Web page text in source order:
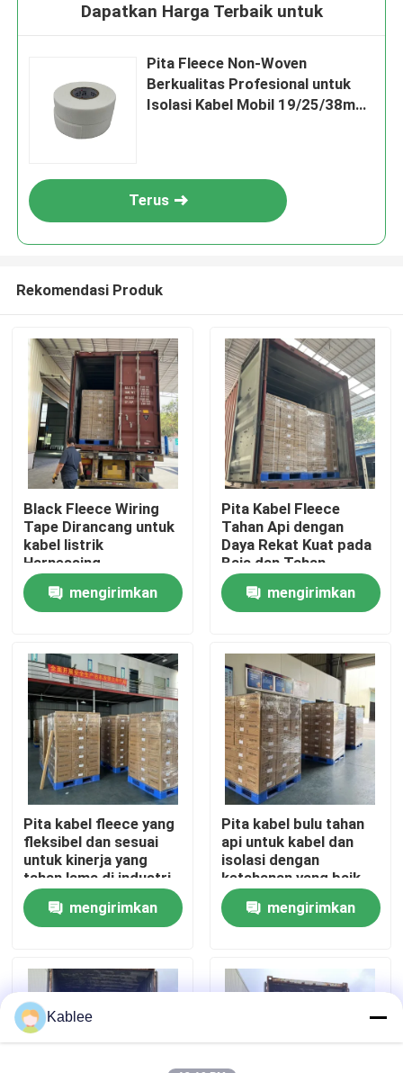
Rumah
Produk
Video
Tampilan VR
Tentang kita
Wisata pabrik
Kontrol kualitas
Quote request suatu
Dapatkan Harga Terbaik untuk
Pita Fleece Non-Woven
Berkualitas Profesional untuk
Isolasi Kabel Mobil 19/25/38mm
Terus
Rekomendasi Produk
Black Fleece Wiring
Tape Dirancang untuk
kabel listrik
Harnessing
Menawarkan Vibration
Damping dan Fleksibel
Selaras dengan Wire
mengirimkan
Pita Kabel Fleece
Tahan Api dengan
Daya Rekat Kuat pada
Baja dan Tahan
terhadap Bahan Kimia
Abrasi untuk Harness
Listrik
mengirimkan
Pita kabel fleece yang
fleksibel dan sesuai
untuk kinerja yang
tahan lama di industri
otomotif dan listrik
mengirimkan
Pita kabel bulu tahan
api untuk kabel dan
isolasi dengan
ketahanan yang baik
terhadap abrasi dan
bahan kimiamengirimkan
Kablee